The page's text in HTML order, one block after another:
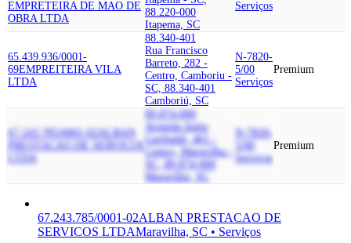
EMPRETEIRA DE MAO DE
OBRA LTDA
88.220-000
Itapema, SC
Serviços
65.439.936/0001-
69EMPREITEIRA VILA
LTDA
88.340-401
Rua Francisco
Barreto, 282 -
Centro, Camboriu -
SC, 88.340-401
Camboriú, SC
N-7820-
5/00
Serviços
Premium
67.243.785/0001-02ALBAN
PRESTACAO DE SERVICOS
89.874-000
Avenida Anita
Garibaldi, 461 -
Centro, Maravilha -
SC, 89.874-000
Maravilha, SC
N-7820-
5/00
Serviços
Premium
67.243.785/0001-02ALBAN PRESTACAO DE
SERVICOS LTDAMaravilha, SC • Serviços